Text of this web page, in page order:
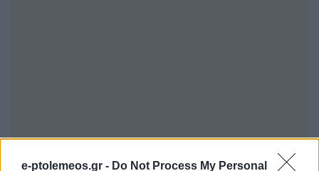
e-ptolemeos.gr - Do Not Process My Personal